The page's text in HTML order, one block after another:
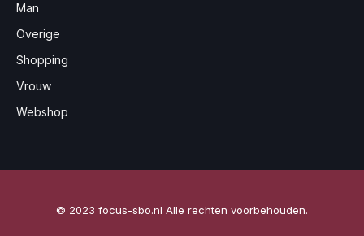
Man
Overige
Shopping
Vrouw
Webshop
© 2023 focus-sbo.nl Alle rechten voorbehouden.